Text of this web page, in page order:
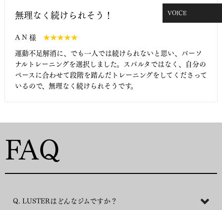
無理なく続けられそう！
A N 様 ★★★★★
運動不足解消に、でも一人では続けられないと思い、パーソ
ナルトレーニングを選択しました。スパルタではなく、自分の
ペースに合わせて段階を踏んだトレーニングをしてくださって
いるので、無理なく続けられそうです。
VOICE
FAQ
Q. LUSTERはどんなジムですか？